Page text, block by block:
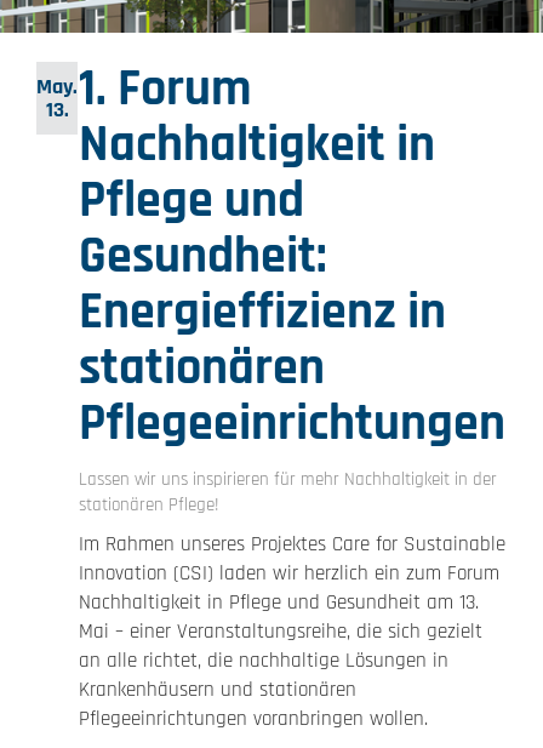
May.
13. 1. Forum
Nachhaltigkeit in
Pflege und
Gesundheit:
Energieffizienz in
stationären
Pflegeeinrichtungen
Lassen wir uns inspirieren für mehr Nachhaltigkeit in der
stationären Pflege!
Im Rahmen unseres Projektes Care for Sustainable
Innovation (CSI) laden wir herzlich ein zum Forum
Nachhaltigkeit in Pflege und Gesundheit am 13.
Mai – einer Veranstaltungsreihe, die sich gezielt
an alle richtet, die nachhaltige Lösungen in
Krankenhäusern und stationären
Pflegeeinrichtungen voranbringen wollen.